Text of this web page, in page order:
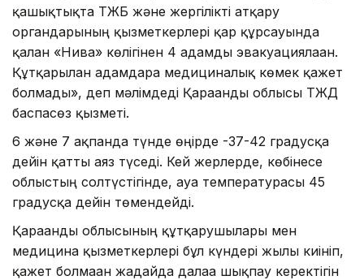
қашықтықта ТЖБ және жергілікті атқару
органдарының қызметкерлері қар құрсауында
қалған «Нива» көлігінен 4 адамды эвакуациялаған.
Құтқарылған адамдарға медициналық көмек қажет
болмады», деп мәлімдеді Қарағанды облысы ТЖД
баспасөз қызметі.
6 және 7 ақпанда түнде өңірде -37-42 градусқа
дейін қатты аяз түседі. Кей жерлерде, көбінесе
облыстың солтүстігінде, ауа температурасы 45
градусқа дейін төмендейді.
Қарағанды облысының құтқарушылары мен
медицина қызметкерлері бұл күндері жылы киініп,
қажет болмаған жағдайда далаға шықпау керектігін